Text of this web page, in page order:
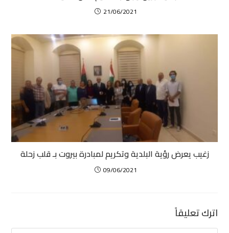
21/06/2021
زغيب يعرض رؤية البلدية وتكريم لمبادرة بيروت بـ قلب زحلة
09/06/2021
اترك تعليقاً